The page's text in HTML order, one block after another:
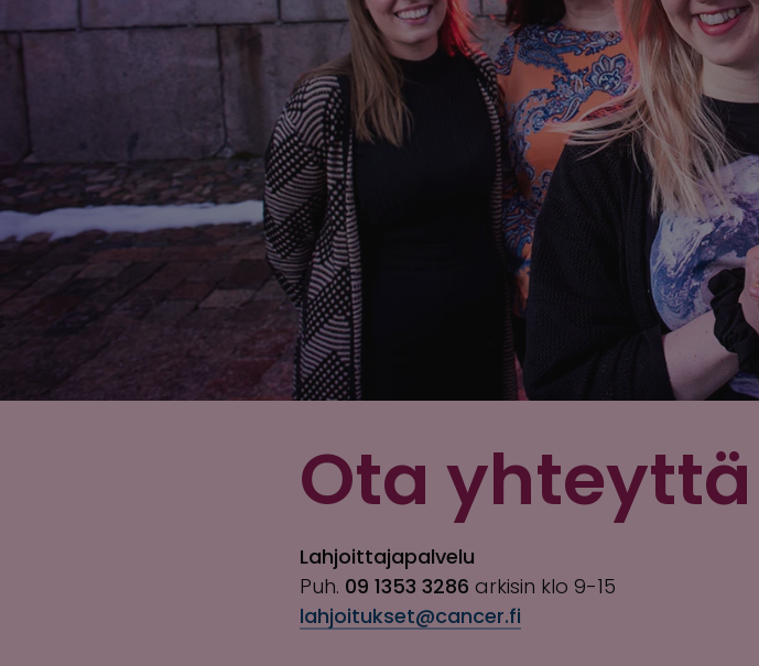
Ota yhteyttä
Lahjoittajapalvelu
Puh. 09 1353 3286 arkisin klo 9-15
lahjoitukset@cancer.fi